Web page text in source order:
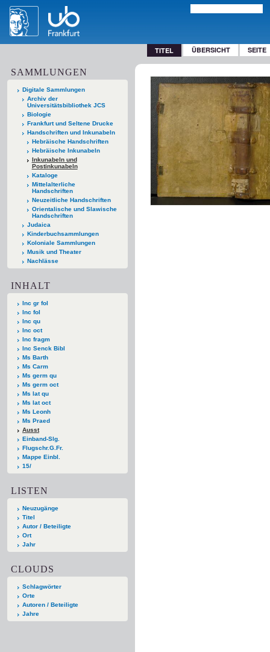
TITEL ÜBERSICHT SEITE
SAMMLUNGEN
Digitale Sammlungen
Archiv der
Universitätsbibliothek JCS
Biologie
Frankfurt und Seltene Drucke
Handschriften und Inkunabeln
Hebräische Handschriften
Hebräische Inkunabeln
Inkunabeln und
Postinkunabeln
Kataloge
Mittelalterliche
Handschriften
Neuzeitliche Handschriften
Orientalische und Slawische
Handschriften
Judaica
Kinderbuchsammlungen
Koloniale Sammlungen
Musik und Theater
Nachlässe
INHALT
Inc gr fol
Inc fol
Inc qu
Inc oct
Inc fragm
Inc Senck Bibl
Ms Barth
Ms Carm
Ms germ qu
Ms germ oct
Ms lat qu
Ms lat oct
Ms Leonh
Ms Praed
Ausst
Einband-Slg.
Flugschr.G.Fr.
Mappe Einbl.
15/
LISTEN
Neuzugänge
Titel
Autor / Beteiligte
Ort
Jahr
CLOUDS
Schlagwörter
Orte
Autoren / Beteiligte
Jahre